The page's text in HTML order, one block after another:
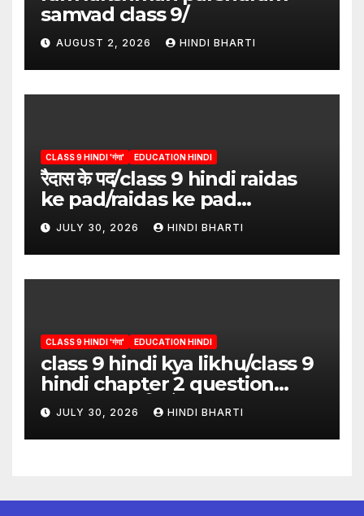
samvad class 9/
AUGUST 2, 2026 HINDI BHARTI
CLASS 9 HINDI 'गंगा' EDUCATION HINDI
रैदास के पद/class 9 hindi raidas
ke pad/raidas ke pad
question answer/raidas ke
pad class 9
JULY 30, 2026 HINDI BHARTI
CLASS 9 HINDI 'गंगा' EDUCATION HINDI
class 9 hindi kya likhu/class 9
hindi chapter 2 question
answer/क्या लिखूँ-पदुमलाल/class 9
hindi
JULY 30, 2026 HINDI BHARTI